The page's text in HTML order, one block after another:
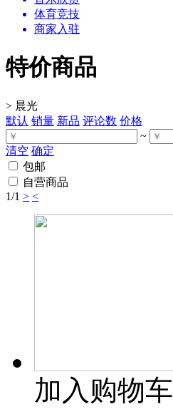
体育竞技
商家入驻
特价商品
> 晨光
默认 销量 新品 评论数 价格
~
清空 确定
包邮
自营商品
1/1 > <
加入购物车